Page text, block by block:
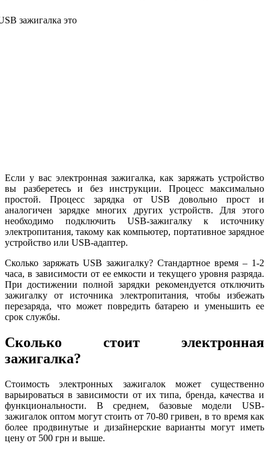
Если у вас электронная зажигалка, как заряжать устройство
вы разберетесь и без инструкции. Процесс максимально
простой. Процесс зарядка от USB довольно прост и
аналогичен зарядке многих других устройств. Для этого
необходимо подключить USB-зажигалку к источнику
электропитания, такому как компьютер, портативное зарядное
устройство или USB-адаптер.
Сколько заряжать USB зажигалку? Стандартное время – 1-2
часа, в зависимости от ее емкости и текущего уровня разряда.
При достижении полной зарядки рекомендуется отключить
зажигалку от источника электропитания, чтобы избежать
перезаряда, что может повредить батарею и уменьшить ее
срок службы.
Сколько стоит электронная
зажигалка?
Стоимость электронных зажигалок может существенно
варьироваться в зависимости от их типа, бренда, качества и
функциональности. В среднем, базовые модели USB-
зажигалок оптом могут стоить от 70-80 гривен, в то время как
более продвинутые и дизайнерские варианты могут иметь
цену от 500 грн и выше.